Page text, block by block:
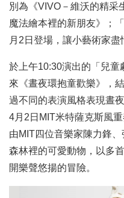
別為《VIVO－維沃的精采
魔法繪本裡的新朋友》；
月2日登場，讓小藝術家盡
於上午10:30演出的「兒童
來《晝夜環抱童歡樂》，
過不同的表演風格表現晝
4月2日MIT米特薩克斯風
由MIT四位音樂家陳力鋒
森林裡的可愛動物，以多
開樂聲悠揚的冒險。